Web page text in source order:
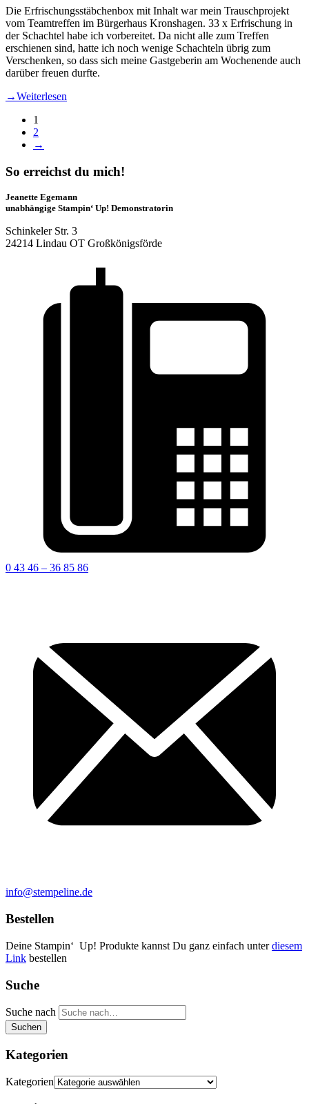
Die Erfrischungsstäbchenbox mit Inhalt war mein Trauschprojekt
vom Teamtreffen im Bürgerhaus Kronshagen. 33 x Erfrischung in
der Schachtel habe ich vorbereitet. Da nicht alle zum Treffen
erschienen sind, hatte ich noch wenige Schachteln übrig zum
Verschenken, so dass sich meine Gastgeberin am Wochenende auch
darüber freuen durfte.
→Weiterlesen
1
2
→
So erreichst du mich!
Jeanette Egemann
unabhängige Stampin‘ Up! Demonstratorin
Schinkeler Str. 3
24214 Lindau OT Großkönigsförde
0 43 46 – 36 85 86
info@stempeline.de
Bestellen
Deine Stampin‘ Up! Produkte kannst Du ganz einfach unterdiesem
Link bestellen
Suche
Suche nach
Suchen
Kategorien
Kategorien